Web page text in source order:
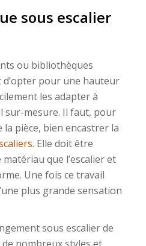
sous escalier
ou bibliothèques
pour une hauteur
les adapter à
sur-mesure. Il faut, pour
la pièce, bien encastrer la
. Elle doit être
que l’escalier et
Une fois ce travail
plus grande sensation
sous escalier de